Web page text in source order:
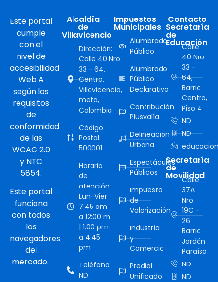
Este portal
cumple
con el
nivel de
accesibilidad
Web A
según los
requisitos
de
conformidad
de las
WCAG 2.0
y NTC
5854.
Este portal
funciona
con todos
los
navegadores
del
mercado.
Alcaldía
de
Villavicencio
Dirección:
Calle 40 Nro.
33 - 64,
Centro,
Villavicencio,
meta,
Colombia
Código
Postal:
500001
Horario
de
atención:
Lun-Vier
7:45 am
a 12:00 m
| 1:00 pm
a 4:45
pm
Teléfono:
ND
Impuestos
Municipales
Alumbrado
Público
Alumbrado
Público
Declarativo
Contribución
Plusvalía
Delineación
Urbana
Espectáculos
Públicos
Impuesto
de
Valorización
Industría
y
Comercio
Predial
Unificado
Contacto
Secretaría
de
Educación
Calle
40 Nro.
33 -
64,
Barrio
Centro,
Piso 4
ND
ND
Secretaría
de
Movilidad
Calle
37A
Nro.
19C -
26
Barrio
Jordán
Paraíso
ND
ND